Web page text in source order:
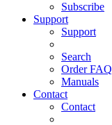
Subscribe
Support
Support
Search
Order FAQ
Manuals
Contact
Contact